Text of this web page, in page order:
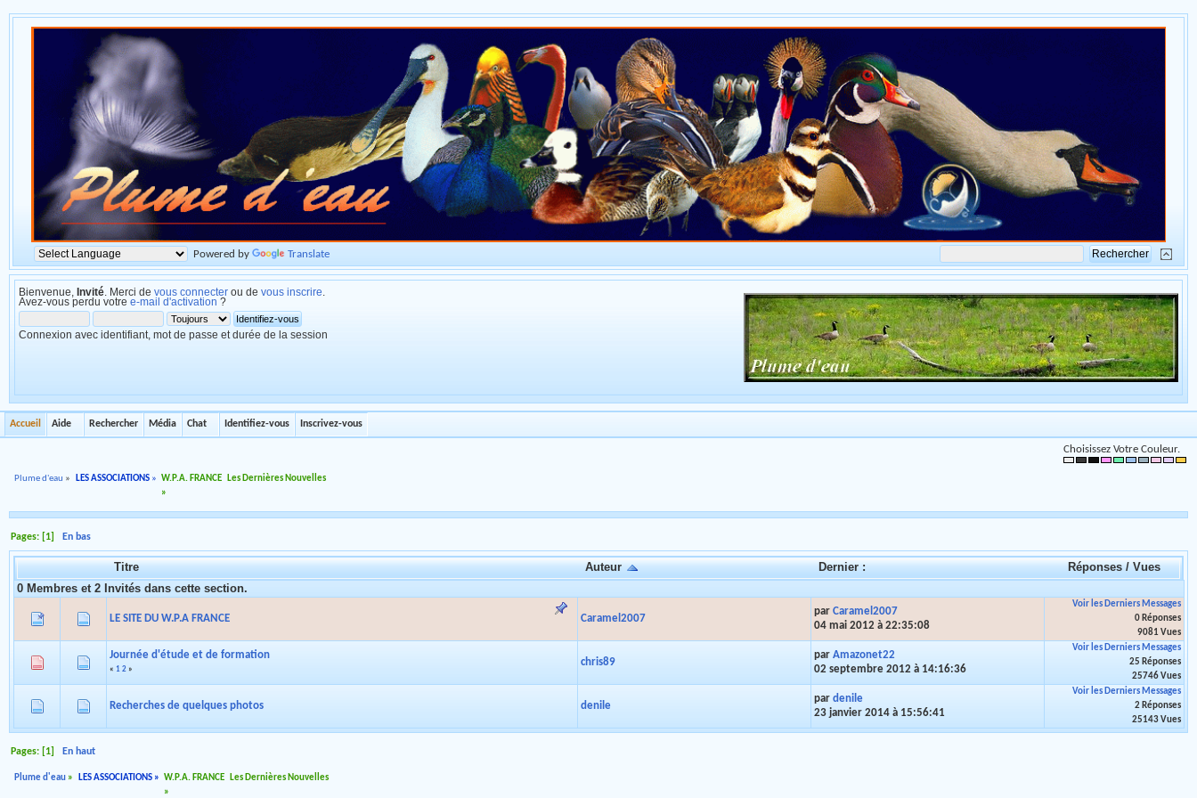
Powered by Translate
Bienvenue, Invité . Merci de vous connecter ou de vous inscrire
Avez-vous perdu votre e-mail d'activation ?
Connexion avec identifiant, mot de passe et durée de la session
Accueil Aide Rechercher Média Chat Identifiez-vous Inscrivez-vous
Choisissez Votre Couleur.
Plume d'eau » LES ASSOCIATIONS» W.P.A. FRANCE
»
Les Dernières Nouvelles
Pages: [1] En bas
Titre Auteur Dernier : Réponses/Vues
0 Membres et 2 Invités dans cette section.
LE SITE DU W.P.A FRANCE Caramel2007
par Caramel2007
04 mai 2012 à 22:35:08
Voir les Derniers Messages
0 Réponses
9081 Vues
Journée d'étude et de formation
« 1 2 »
chris89
par Amazonet22
02 septembre 2012 à 14:16:36
Voir les Derniers Messages
25 Réponses
25746 Vues
Recherches de quelques photos denile
par denile
23 janvier 2014 à 15:56:41
Voir les Derniers Messages
2 Réponses
25143 Vues
Pages: [1] En haut
Plume d'eau » LES ASSOCIATIONS» W.P.A. FRANCE
»
Les Dernières Nouvelles